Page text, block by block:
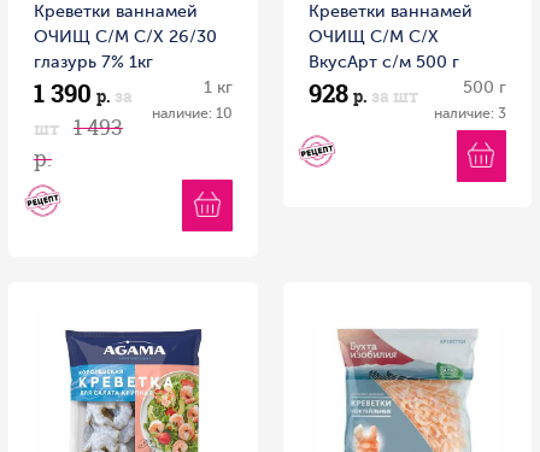
Креветки ваннамей
ОЧИЩ С/М С/Х 26/30
глазурь 7% 1кг
1 390 р. за
шт
1 493
р.
1 кг
наличие: 10
Креветки ваннамей
ОЧИЩ С/М С/Х
ВкусАрт с/м 500 г
928 р. за шт 500 г
наличие: 3